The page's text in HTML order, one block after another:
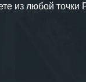
из любой точки